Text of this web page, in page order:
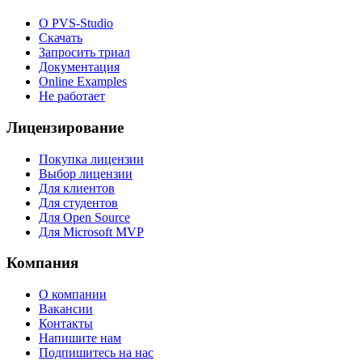
О PVS-Studio
Скачать
Запросить триал
Документация
Online Examples
Не работает
Лицензирование
Покупка лицензии
Выбор лицензии
Для клиентов
Для студентов
Для Open Source
Для Microsoft MVP
Компания
О компании
Вакансии
Контакты
Напишите нам
Подпишитесь на нас